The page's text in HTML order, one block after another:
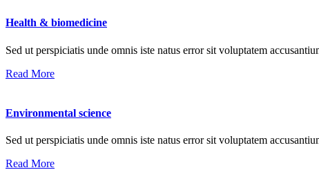
Health & biomedicine
Sed ut perspiciatis unde omnis iste natus error sit voluptatem
Read More
Environmental science
Sed ut perspiciatis unde omnis iste natus error sit voluptatem
Read More